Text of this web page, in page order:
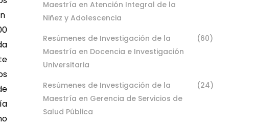
Maestría en Atención Integral de la
Niñez y Adolescencia
Resúmenes de Investigación de la
Maestría en Docencia e Investigación
Universitaria
(60)
Resúmenes de Investigación de la
Maestría en Gerencia de Servicios de
Salud Pública
(24)